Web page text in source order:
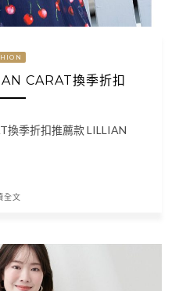
CARAT換季折扣
換季折扣推薦款 LILLIAN
全文